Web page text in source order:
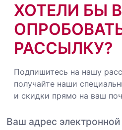
ХОТЕЛИ БЫ
РАССЫЛКУ?
Подпишитесь на нашу
получайте наши
и скидки прямо на ваш